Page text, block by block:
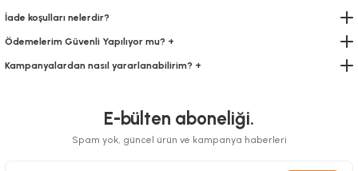
Sepete Ekle
İade koşulları nelerdir?
Ödemelerim Güvenli Yapılıyor mu? +
Kampanyalardan nasıl yararlanabilirim? +
E-bülten aboneliği.
Spam yok, güncel ürün ve kampanya haberleri